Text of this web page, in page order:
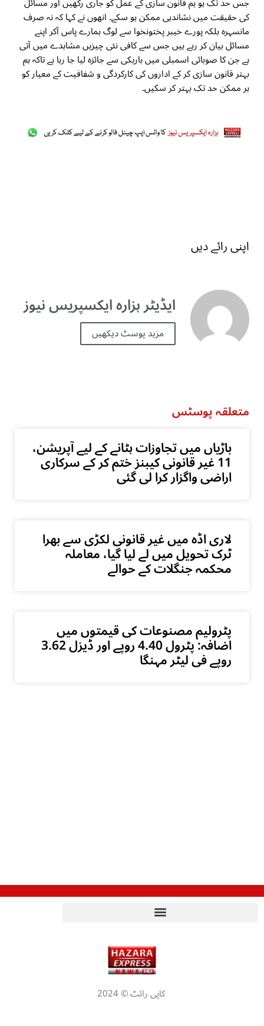
کی حقیقت میں نشاندہی ممکن ہو سکے۔ انھوں نے کہا کہ نہ صرف
مانسہرہ بلکہ پورے خیبر پختونخوا سے لوگ ہمارے پاس آکر اپنے
مسائل بیان کر رہے ہیں جس سے کافی نئی چیزیں مشاہدے میں آتی
ہے جن کا صوبائی اسمبلی میں باریکی سے جائزہ لیا جا رہا ہے تاکہ ہم
بہتر قانون سازی کر کے اداروں کی کارکردگی و شفافیت کے معیار کو
ہر ممکن حد تک بہتر کر سکیں۔
اپنی رائے دیں
ایڈیٹر ہزارہ ایکسپریس نیوز
مزید پوسٹ دیکھیں
متعلقہ پوسٹس
باڑیاں میں تجاوزات ہٹانے کے لیے آپریشن،
11 غیر قانونی کیبنز ختم کر کے سرکاری
اراضی واگزار کرا لی گئی
لاری اڈہ میں غیر قانونی لکڑی سے بھرا
ٹرک تحویل میں لے لیا گیا، معاملہ
محکمہ جنگلات کے حوالے
پٹرولیم مصنوعات کی قیمتوں میں
اضافہ: پٹرول 4.40 روپے اور ڈیزل 3.62
روپے فی لیٹر مہنگا
کاپی رائٹ © 2024